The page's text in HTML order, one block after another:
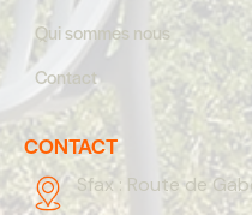
Qui sommes nous
Contact
CONTACT
Sfax : Route de